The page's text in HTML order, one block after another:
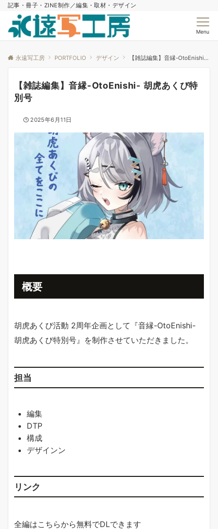
記事・冊子・ZINE制作／編集・取材・デザイン
Menu
永遠写工房 PORTFOLIO デザイン 【雑誌編集】音縁-OtoEnishi- 胡虎あくび特別号
【雑誌編集】音縁-OtoEnishi- 胡虎あくび特
別号
2025年6月11日
概要
胡虎あくび活動 2周年企画として『音縁-OtoEnishi-
胡虎あくび特別号』を制作させていただきました。
担当
編集
DTP
構成
デザインン
リンク
全編はこちらから無料でDLできます